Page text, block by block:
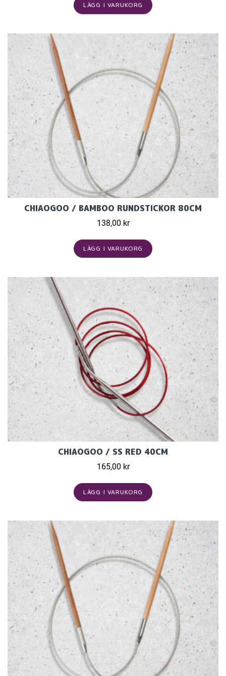
LÄGG I VARUKORG
CHIAOGOO / BAMBOO RUNDSTICKOR 80CM
138,00 kr
LÄGG I VARUKORG
CHIAOGOO / SS RED 40CM
165,00 kr
LÄGG I VARUKORG